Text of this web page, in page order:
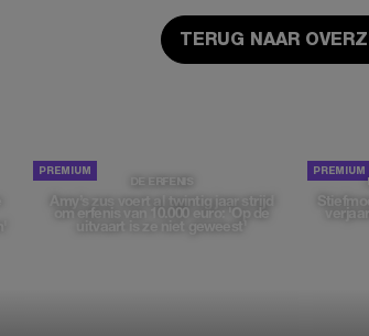
TERUG NAAR
DE ERFENIS
Amy’s zus voert al twintig jaar strijd
om erfenis van 10.000 euro: 'Op de
uitvaart is ze niet geweest'